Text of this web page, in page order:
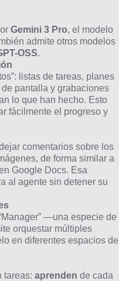
Gemini 3 Pro, el modelo
admite otros modelos
OSS.
listas de tareas, planes
pantalla y grabaciones
lo que han hecho. Esto
fácilmente el progreso y
comentarios sobre los
de forma similar a
Google Docs. Esa
al agente sin detener su
—una especie de
orquestar múltiples
en diferentes espacios de
tareas: aprenden de cada